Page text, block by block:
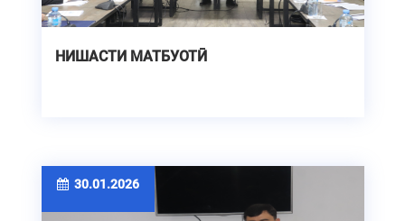
НИШАСТИ МАТБУОТӢ
30.01.2026